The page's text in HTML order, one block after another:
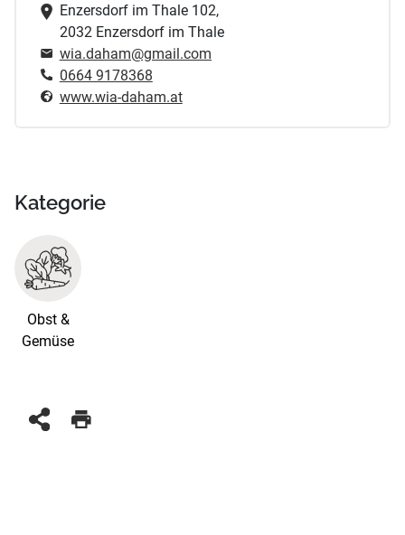
Enzersdorf im Thale 102,
2032 Enzersdorf im Thale
wia.daham@gmail.com
0664 9178368
www.wia-daham.at
Kategorie
Obst &
Gemüse